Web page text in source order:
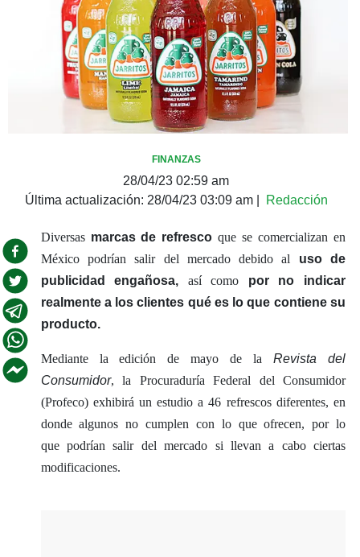
FINANZAS
28/04/23 02:59 am
Última actualización: 28/04/23 03:09 am| Redacción
Diversas marcas de refresco que se comercializan en
México podrían salir del mercado debido al uso de
publicidad engañosa, así como por no indicar
realmente a los clientes qué es lo que contiene su
producto.
Mediante la edición de mayo de laRevista del
Consumidor, la Procuraduría Federal del Consumidor
(Profeco) exhibirá un estudio a 46 refrescos diferentes, en
donde algunos no cumplen con lo que ofrecen, por lo
que podrían salir del mercado si llevan a cabo ciertas
modificaciones.